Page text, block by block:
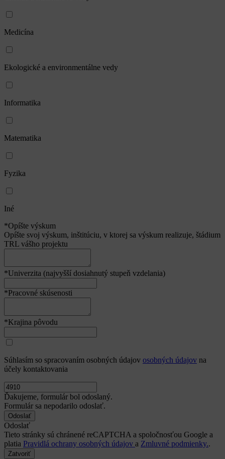
Medicína
Ekologické a environmentálne vedy
Informatika
Matematika
Fyzika
Iné
*Opíšte výskum
Opíšte svoj výskum, inštitúciu, v ktorej sa výskum realizuje, štádium
TRL vášho projektu
*Univerzita (najvyšší dosiahnutý stupeň vzdelania)
*Pracovné skúsenosti
*Krajina pôvodu
Súhlasím so spracovaním osobných údajov osobných údajov na
účely kontaktovania
Ďakujeme, formulár bol odoslaný.
Formulár sa nepodarilo odoslať.
Odoslať
Tieto stránky sú chránené reCAPTCHA a spoločnosťou Google a
platia Pravidlá ochrany osobných údajov a Zmluvné podmienky..
Zatvoriť